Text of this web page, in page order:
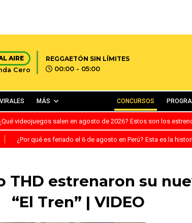
AIRE
Cero
REGGAETÓN SIN LÍMITES
00:00 - 05:00
VIRALES MÁS CONCURSOS
videojuegos salen en agosto de 2026? Estos son los
¿Por qué es feriado el 6 de agosto en Perú? Esta es la
THD estrenaron su
“El Tren” | VIDEO